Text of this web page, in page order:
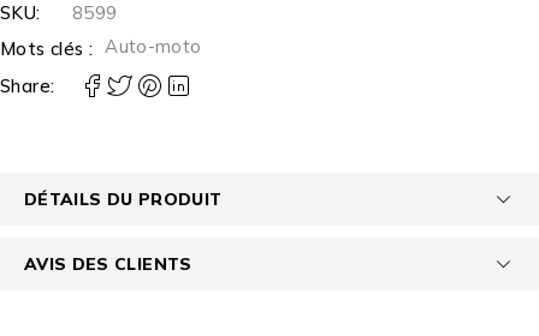
SKU:
8599
Mots clés : Auto-moto
Share:
DÉTAILS DU PRODUIT
AVIS DES CLIENTS